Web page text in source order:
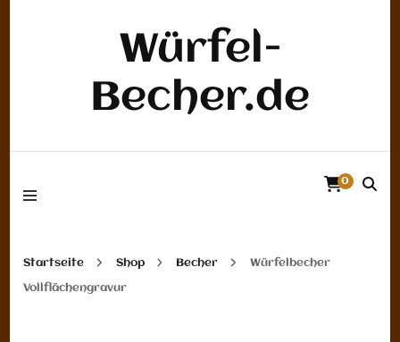
Würfel-
Becher.de
0
Startseite Shop Becher Würfelbecher
Vollflächengravur